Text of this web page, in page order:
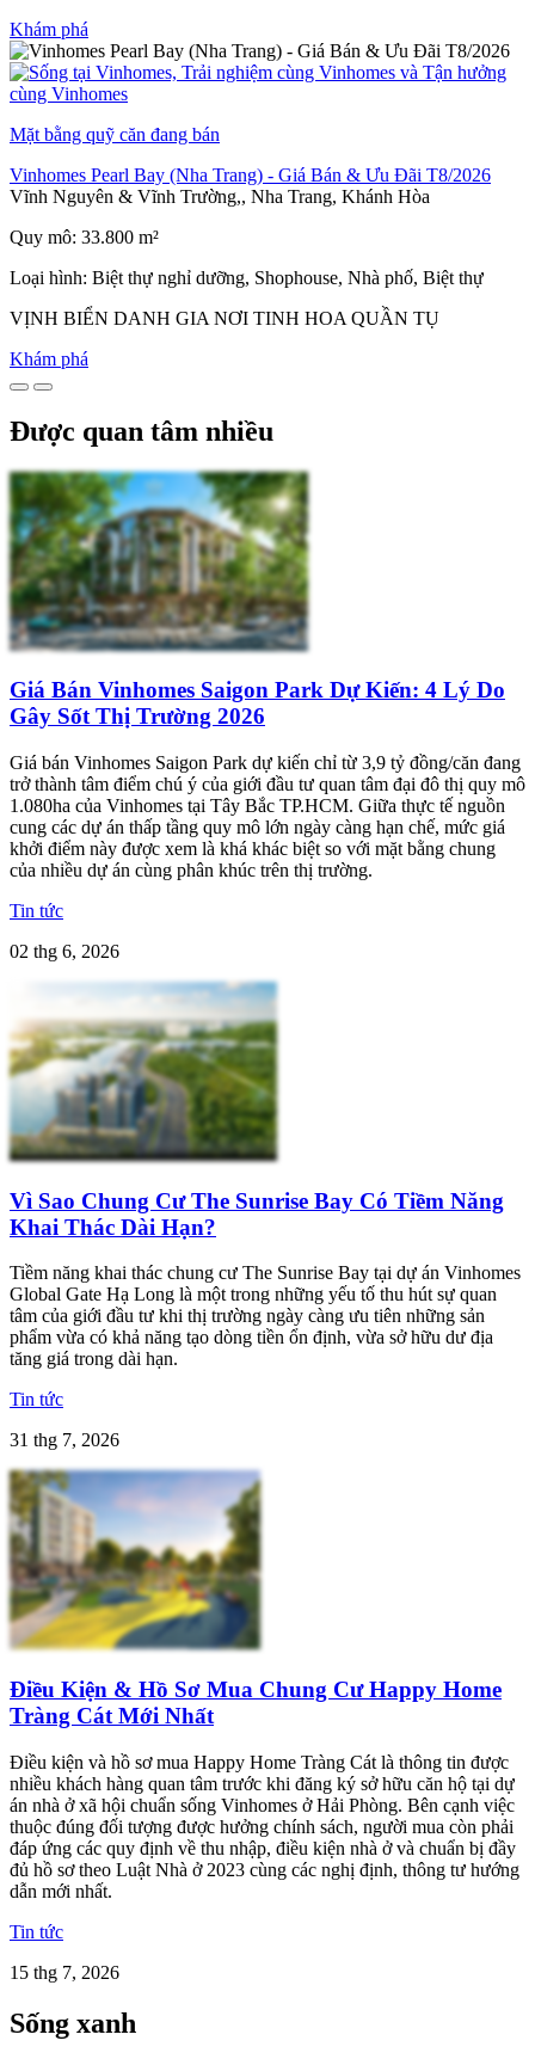
Khám phá
Mặt bằng quỹ căn đang bán
Vinhomes Pearl Bay (Nha Trang) - Giá Bán & Ưu Đãi T8/2026
Vĩnh Nguyên & Vĩnh Trường,, Nha Trang, Khánh Hòa
Quy mô: 33.800 m²
Loại hình: Biệt thự nghỉ dưỡng, Shophouse, Nhà phố, Biệt thự
VỊNH BIỂN DANH GIA NƠI TINH HOA QUẦN TỤ
Khám phá
Được quan tâm nhiều
Giá Bán Vinhomes Saigon Park Dự Kiến: 4 Lý Do
Gây Sốt Thị Trường 2026
Giá bán Vinhomes Saigon Park dự kiến chỉ từ 3,9 tỷ đồng/căn đang
trở thành tâm điểm chú ý của giới đầu tư quan tâm đại đô thị quy mô
1.080ha của Vinhomes tại Tây Bắc TP.HCM. Giữa thực tế nguồn
cung các dự án thấp tầng quy mô lớn ngày càng hạn chế, mức giá
khởi điểm này được xem là khá khác biệt so với mặt bằng chung
của nhiều dự án cùng phân khúc trên thị trường.
Tin tức
02 thg 6, 2026
Vì Sao Chung Cư The Sunrise Bay Có Tiềm Năng
Khai Thác Dài Hạn?
Tiềm năng khai thác chung cư The Sunrise Bay tại dự án Vinhomes
Global Gate Hạ Long là một trong những yếu tố thu hút sự quan
tâm của giới đầu tư khi thị trường ngày càng ưu tiên những sản
phẩm vừa có khả năng tạo dòng tiền ổn định, vừa sở hữu dư địa
tăng giá trong dài hạn.
Tin tức
31 thg 7, 2026
Điều Kiện & Hồ Sơ Mua Chung Cư Happy Home
Tràng Cát Mới Nhất
Điều kiện và hồ sơ mua Happy Home Tràng Cát là thông tin được
nhiều khách hàng quan tâm trước khi đăng ký sở hữu căn hộ tại dự
án nhà ở xã hội chuẩn sống Vinhomes ở Hải Phòng. Bên cạnh việc
thuộc đúng đối tượng được hưởng chính sách, người mua còn phải
đáp ứng các quy định về thu nhập, điều kiện nhà ở và chuẩn bị đầy
đủ hồ sơ theo Luật Nhà ở 2023 cùng các nghị định, thông tư hướng
dẫn mới nhất.
Tin tức
15 thg 7, 2026
Sống xanh